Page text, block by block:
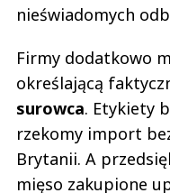
nieświadomych
Firmy dodatkowo
określającą
surowca. Etykiety
rzekomy import
Brytanii. A
mięso zakupione